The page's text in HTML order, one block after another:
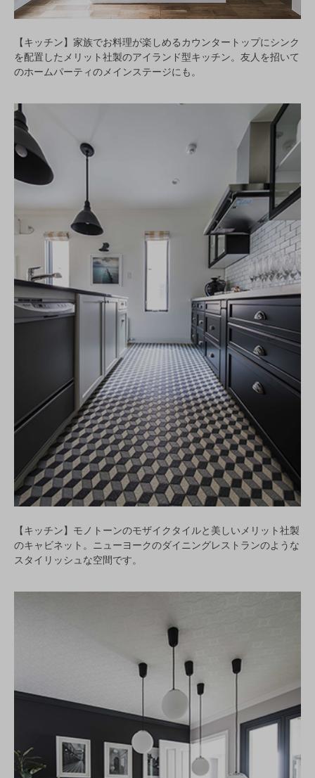
【キッチン】家族でお料理が楽しめるカウンタートップにシンク
を配置したメリット社製のアイランド型キッチン。友人を招いて
のホームパーティのメインステージにも。
【キッチン】モノトーンのモザイクタイルと美しいメリット社製
のキャビネット。ニューヨークのダイニングレストランのような
スタイリッシュな空間です。